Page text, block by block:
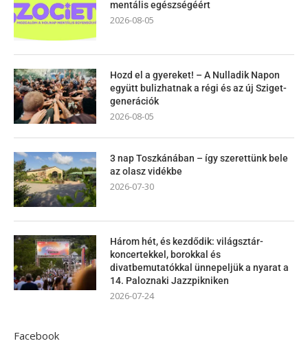
mentális egészségéért
2026-08-05
Hozd el a gyereket! – A Nulladik Napon
együtt bulizhatnak a régi és az új Sziget-
generációk
2026-08-05
3 nap Toszkánában – így szerettünk bele
az olasz vidékbe
2026-07-30
Három hét, és kezdődik: világsztár-
koncertekkel, borokkal és
divatbemutatókkal ünnepeljük a nyarat a
14. Paloznaki Jazzpikniken
2026-07-24
Facebook